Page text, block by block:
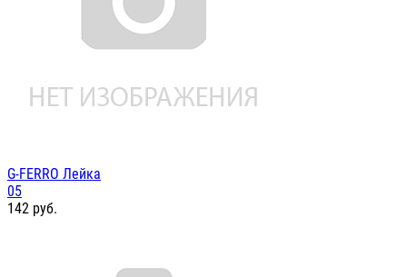
G-FERRO Лейка
05
142 руб.